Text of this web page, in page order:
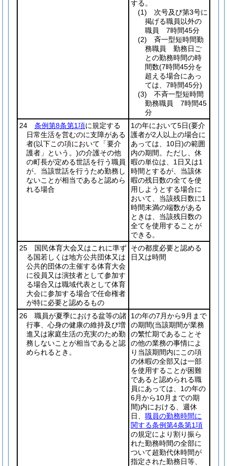
する。
(1) 次号及び第3号に
掲げる職員以外の
職員 7時間45分
(2) 斉一型短時間勤
務職員 勤務日ご
との勤務時間の時
間数(7時間45分を
超える場合にあっ
ては、7時間45分)
(3) 不斉一型短時間
勤務職員 7時間45
分
24 条例第8条第1項に規定する
日常生活を営むのに支障がある
者(以下この項において「要介
護者」という。)の介護その他
の町長が定める世話を行う職員
が、当該世話を行うため勤務し
ないことが相当であると認めら
れる場合
1の年において5日(要介
護者が2人以上の場合に
あっては、10日)の範囲
内の期間。ただし、休
暇の単位は、1日又は1
時間とするが、当該休
暇の残日数の全てを使
用しようとする場合に
おいて、当該残日数に1
時間未満の端数がある
ときは、当該残日数の
全てを使用することが
できる。
25 国民体育大会又はこれに準ず
る国若しくは地方公共団体又は
公共的団体の主催する体育大会
に役員又は演技者として参加す
る場合又は職域代表として体育
大会に参加する場合で任命権者
が特に必要と認めるもの
その都度必要と認める
日又は時間
26 職員が夏季における盆等の諸
行事、心身の健康の維持及び増
進又は家庭生活の充実のため勤
務しないことが相当であると認
められるとき。
1の年の7月から9月まで
の期間(当該期間が業務
の繁忙期であることそ
の他の業務の事情によ
り当該期間内にこの項
の休暇の全部又は一部
を使用することが困難
であると認められる職
員にあっては、1の年の
6月から10月までの期
間)内における、週休
日、 職員の勤務時間に
関する条例第4条第1項
の規定により割り振ら
れた勤務時間の全部に
ついて超勤代休時間が
指定された勤務日等、